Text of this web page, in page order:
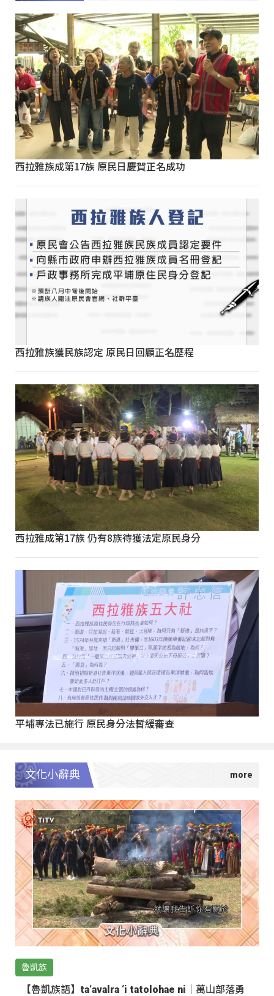
西拉雅族成第17族 原民日慶賀正名成功
西拉雅族獲民族認定 原民日回顧正名歷程
西拉雅成第17族 仍有8族待獲法定原民身分
平埔專法已施行 原民身分法暫緩審查
文化小辭典
魯凱族
【魯凱族語】ta‘avalra ‘i tatolohae ni｜萬山部落勇